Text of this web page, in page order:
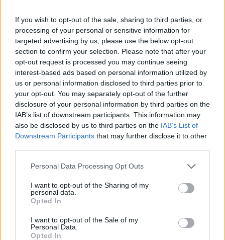
If you wish to opt-out of the sale, sharing to third parties, or
processing of your personal or sensitive information for
targeted advertising by us, please use the below opt-out
section to confirm your selection. Please note that after your
opt-out request is processed you may continue seeing
interest-based ads based on personal information utilized by
us or personal information disclosed to third parties prior to
your opt-out. You may separately opt-out of the further
disclosure of your personal information by third parties on the
IAB’s list of downstream participants. This information may
also be disclosed by us to third parties on the IAB’s List of
Downstream Participants that may further disclose it to other
Please note that this website/app uses one or more Google
not limited to your visit or usage behaviour. You may click to
grant or deny consent to Google and its third-party tags to
use your data for below specified purposes in below Google
consent section.
Personal Data Processing Opt Outs
I want to opt-out of the Sharing of my
personal data.
Opted In
I want to opt-out of the Sale of my
Personal Data.
Opted In
Kelle Botond
18 éve
Igen, csak egy emberre lehet szavazni, szóval
mindenki szavazzon arra, akit a legjobban szeretne
látni.
Amúgy nyugadtan írjatok újabb neveket is!
Üdv:
Botond
Ildi26
18 éve
Sajnálom!! Mindenki csak egyszer vagy